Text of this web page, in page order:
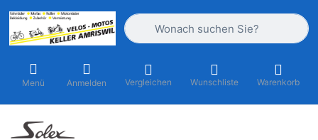
Geben Sie einen Suchbegriff ein.
Menü Anmelden Vergleichen Wunschliste Warenkorb